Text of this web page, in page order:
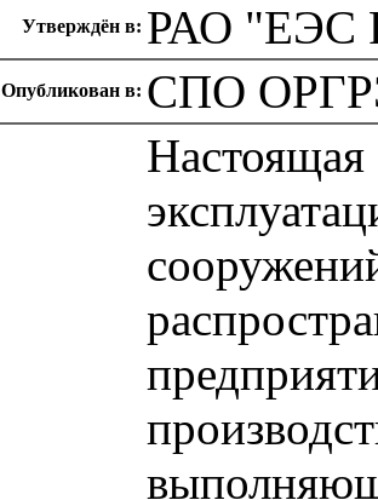
Утверждён в: РАО "ЕЭС
Опубликован в: СПО
Настоящая